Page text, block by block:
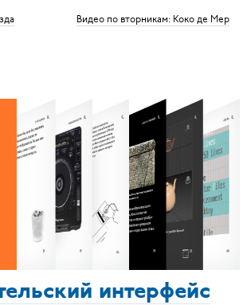
Видео по вторникам: Коко де Мер
интерфейс